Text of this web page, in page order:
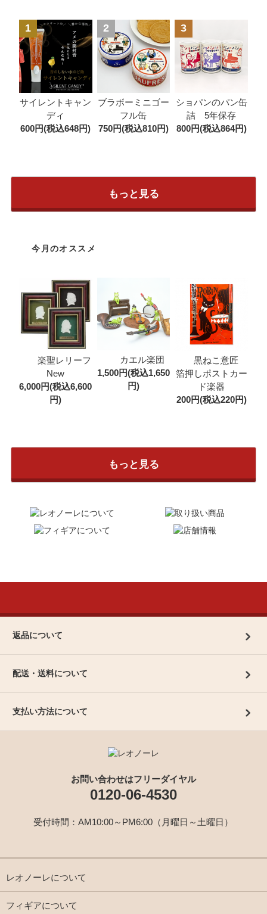
1
サイレントキャン
ディ
600円(税込648円)
2
ブラボーミニゴー
フル缶
750円(税込810円)
3
ショパンのパン缶
詰 5年保存
800円(税込864円)
もっと見る
今月のオススメ
楽聖レリーフ
New
6,000円(税込6,600
円)
カエル楽団
1,500円(税込1,650
円)
黒ねこ意匠
箔押しポストカー
ド楽器
200円(税込220円)
もっと見る
返品について
配送・送料について
支払い方法について
お問い合わせはフリーダイヤル
0120-06-4530
受付時間：AM10:00～PM6:00（月曜日～土曜日）
レオノーレについて
フィギアについて